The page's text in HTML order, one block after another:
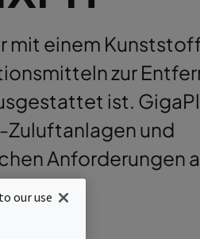
mit einem
zur
ist.
Zuluftanlagen und
Anforderungen
our use